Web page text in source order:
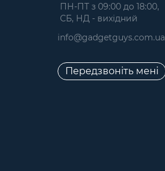
ПН-ПТ з 09:00 до 18:00,
СБ, НД - вихідний
info@gadgetguys.com.ua
Передзвоніть мені